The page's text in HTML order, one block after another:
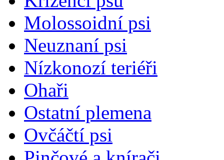
Molossoidní psi
Neuznaní psi
Nízkonozí teriéři
Ohaři
Ostatní plemena
Ovčáčtí psi